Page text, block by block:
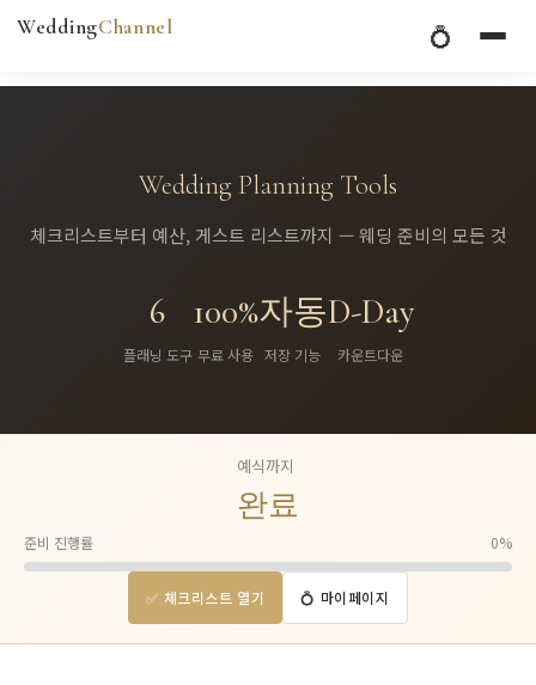
WeddingChannel 💍
Wedding Planning Tools
체크리스트부터 예산, 게스트 리스트까지 — 웨딩 준비의 모든 것
6
플래닝 도구
100%
무료 사용
자동
저장 기능
D-Day
카운트다운
예식까지
완료
준비 진행률 0%
✅ 체크리스트 열기 💍 마이페이지